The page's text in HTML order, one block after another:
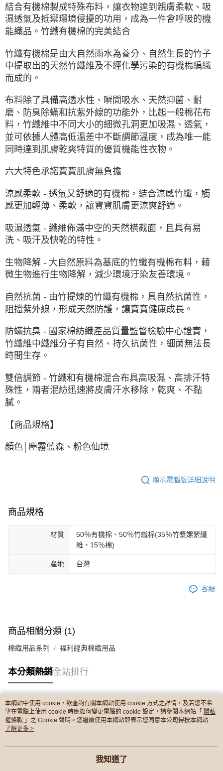
結合有機棉製成特殊布料，讓衣物達到親膚柔軟、吸
濕透氣及抵禦環境侵擾的功用，成為一件會呼吸的機
能織品。竹纖有機棉的完美結合
竹纖有機棉是由大自然雨水為養分、自然生長的竹子
中提取出的天然竹纖維及不經化學污染的有機棉編織
而成的。
布料除了具備高透水性、瞬間吸水、天然抑菌、耐
磨、防臭除蟎和抗紫外線的功能外，比起一般棉花布
料，竹纖維中不同大小的細微孔洞更加吸濕、透氣，
並可依據人體高低溫差中不斷調節溫度，成為唯一能
同時達到肌膚乾爽特質的優質機能性衣物。
六大特色承諾寶寶肌膚無負擔
涼感柔軟 - 透氣又舒適的有機棉，結合涼感竹纖，觸
感更加輕薄、柔軟，讓寶寶肌膚更涼爽舒適。
吸濕透氣 - 纖維佈滿中空的天然橫截面，且具有易
洗、吸汗及快乾的特性。
生物降解 - 大自然原料為基底的竹纖有機棉布料，藉
微生物進行生物降解，減少環境汙染友善環境。
自然抗菌 - 由竹提煉的竹纖有機棉，具自然抗菌性，
阻擋紫外線，形成天然防護，讓寶寶健康成長。
防蟎抗臭 - 國家棉紡織產品質量監督檢驗中心證實，
竹纖維中纖維分子有自然、持久抗菌性，細菌無法長
時間生存。
雙倍調節 - 竹纖和有機棉混合布具高吸濕、高排汗特
殊性，兩者混紡迅速將皮膚汗水移除，乾爽、不黏
膩。
【商品規格】
顏色│塵霧藍森、粉色仙境
顯示電腦版詳細說明
商品規格
材質
50％有機棉、50％竹纖棉(35％竹漿嫘縈纖
維、15％棉)
產地 台灣
客服
商品相關分類 (1)
棉織用品系列 福利經典棉織用品
本分類熱銷全站排行
熱門標籤
本網站中使用 cookie，欲查詢有關本網站使用 cookie 方式之詳情，及若您不希
望在電腦上使用 cookie 時應如何變更電腦的 cookie 設定，請參閱本網站「 隱私
權條款 」之 Cookie 聲明。您繼續使用本網站即表示您同意本公司得按本網站使
用條款之 Cookie 聲明使用 cookie。
了解更多 >
我知道了